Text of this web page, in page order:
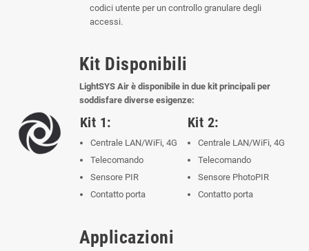
codici utente per un controllo granulare degli
accessi.
Kit Disponibili
LightSYS Air è disponibile in due kit principali per
soddisfare diverse esigenze:
Kit 1:
Centrale LAN/WiFi, 4G
Telecomando
Sensore PIR
Contatto porta
Kit 2:
Centrale LAN/WiFi, 4G
Telecomando
Sensore PhotoPIR
Contatto porta
Applicazioni